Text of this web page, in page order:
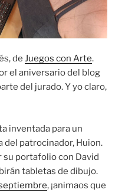
de Juegos con Arte.
el aniversario del blog
del jurado. Y yo claro,
inventada para un
del patrocinador, Huion.
su portafolio con David
tabletas de dibujo.
, ¡animaos que